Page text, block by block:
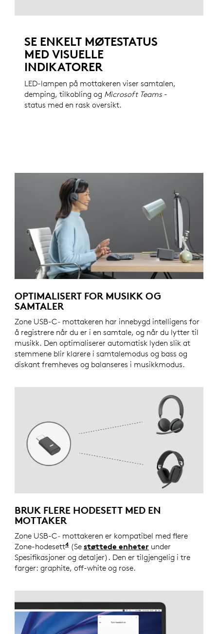
SE ENKELT MØTESTATUS
MED VISUELLE
INDIKATORER
LED-lampen på mottakeren viser samtalen,
demping, tilkobling og Microsoft Teams-
status med en rask oversikt.
OPTIMALISERT FOR MUSIKK OG
SAMTALER
Zone USB-C- mottakeren har innebygd intelligens for
å registrere når du er i en samtale, og når du lytter til
musikk. Den optimaliserer automatisk lyden slik at
stemmene blir klarere i samtalemodus og bass og
diskant fremheves og balanseres i musikkmodus.
BRUK FLERE HODESETT MED EN
MOTTAKER
Zone USB-C- mottakeren er kompatibel med flere
Zone-hodesett4Koble ett hodesett om gangen til
(Se støttede enheter under
Spesifikasjoner og detaljer). Den er tilgjengelig i tre
farger: graphite, off-white og rose.